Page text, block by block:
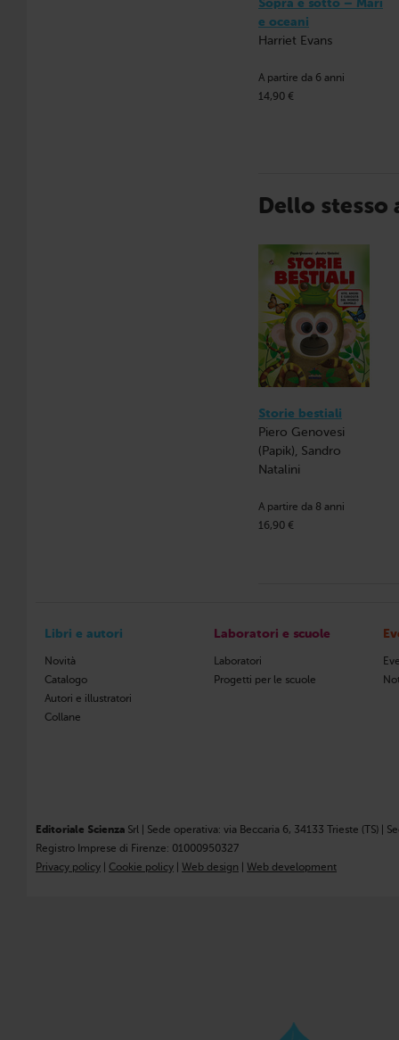
Sopra e sotto – Mari
e oceani
Harriet Evans
A partire da 6 anni
14,90 €
Dello stesso
Storie bestiali
Piero Genovesi
(Papik), Sandro
Natalini
A partire da 8 anni
16,90 €
Libri e autori
Novità
Catalogo
Autori e illustratori
Collane
Laboratori e scuole
Laboratori
Progetti per le scuole
Editoriale Scienza Srl | Sede operativa: via Beccaria 6, 34133 Trieste (TS) |
Registro Imprese di Firenze: 01000950327
Privacy policy
Cookie policy Web design Web development